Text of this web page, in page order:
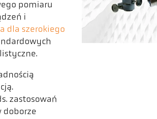
pomiaru
i
dla szerokiego
zastosowań
doborze